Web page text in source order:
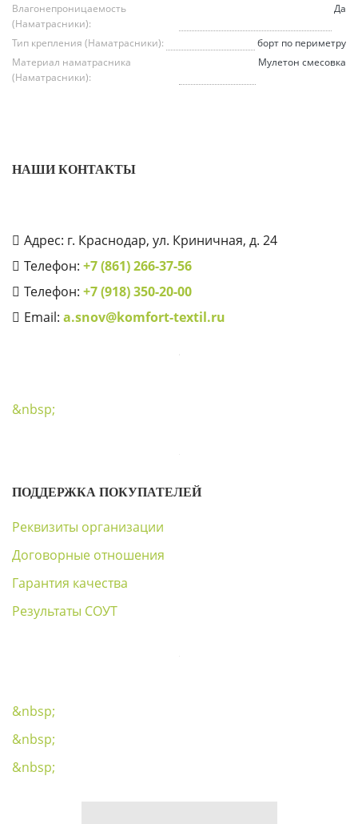
Влагонепроницаемость
(Наматрасники):
Да
Тип крепления (Наматрасники):
борт по периметру
Материал наматрасника
(Наматрасники):
Мулетон смесовка
НАШИ КОНТАКТЫ
Адрес: г. Краснодар, ул. Криничная, д. 24
Телефон: +7 (861) 266-37-56
Телефон: +7 (918) 350-20-00
Email: a.snov@komfort-textil.ru
&nbsp;
ПОДДЕРЖКА ПОКУПАТЕЛЕЙ
Реквизиты организации
Договорные отношения
Гарантия качества
Результаты СОУТ
&nbsp;
&nbsp;
&nbsp;